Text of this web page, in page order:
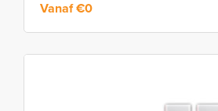
Vanaf€0